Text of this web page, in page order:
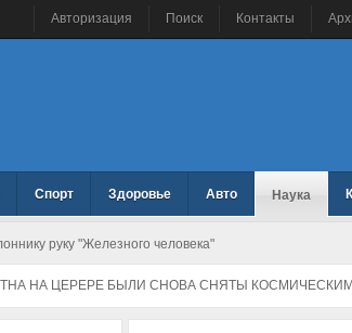
Авторизация Поиск Контакты
Спорт Здоровье Авто Наука
руку "Железного человека"
НА ЦЕРЕРЕ БЫЛИ СНОВА СНЯТЫ КОСМИЧЕСКИМ